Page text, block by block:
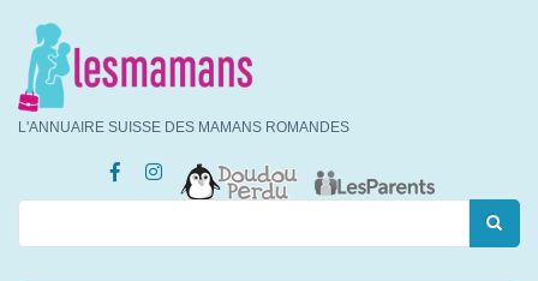
contenu
principal
L'ANNUAIRE SUISSE DES MAMANS ROMANDES
Rechercher